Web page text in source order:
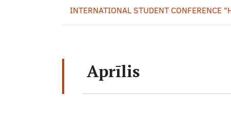
INTERNATIONAL STUDENT CONFERENCE
Aprīlis